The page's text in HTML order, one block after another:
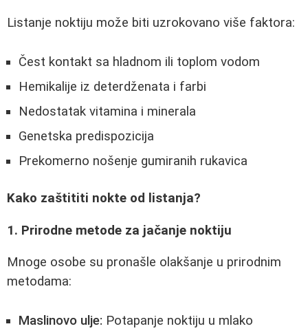
Listanje noktiju može biti uzrokovano više faktora:
Čest kontakt sa hladnom ili toplom vodom
Hemikalije iz deterdženata i farbi
Nedostatak vitamina i minerala
Genetska predispozicija
Prekomerno nošenje gumiranih rukavica
Kako zaštititi nokte od listanja?
1. Prirodne metode za jačanje noktiju
Mnoge osobe su pronašle olakšanje u prirodnim
metodama:
Maslinovo ulje: Potapanje noktiju u mlako